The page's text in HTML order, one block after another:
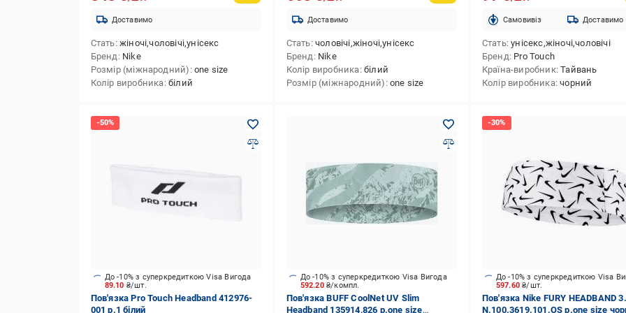
Доставимо
Стать жіночі,чоловічі,унісекс
Бренд Nike
Розмір (міжнародний) one size
Колір виробника білий
Доставимо
Стать чоловічі,жіночі,унісекс
Бренд Nike
Колір виробника білий
Розмір (міжнародний) one size
Cамовивіз Доставимо
Стать унісекс,жіночі,чоловічі
Бренд Pro Touch
Країна-виробник Тайвань
Колір виробника чорний
89.10 ₴/шт.
До -10% з суперкредиткою Visa Вигода
Пов'язка Pro Touch Headband 412976-
001 р.1 білий
592.20₴/компл.
До -10% з суперкредиткою Visa Вигода
Пов'язка BUFF CoolNet UV Slim
Headband 135914,826 р.one size
597.60₴/шт.
До -10% з суперкредиткою Visa
Пов'язка Nike FURY HEADBAND
N.100.3619.101.OS р.one size